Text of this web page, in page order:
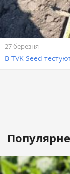
27 березня
В TVK Seed
Популярне